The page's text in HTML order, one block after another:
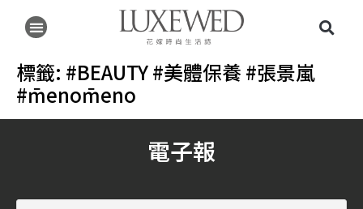
標籤: #BEAUTY #美體保養 #張景嵐
#m̄enom̄eno
電子報